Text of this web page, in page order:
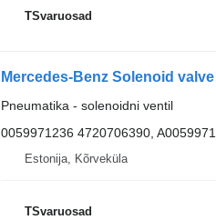
TSvaruosad
Pneumatika - solenoidni ventil
0059971236 4720706390,
Estonija, Kõrveküla
TSvaruosad